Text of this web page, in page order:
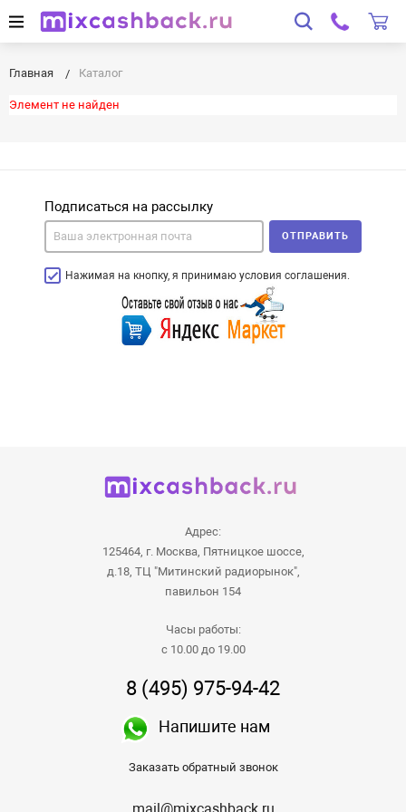
Главная Каталог
Элемент не найден
Подписаться на рассылку
Нажимая на кнопку, я принимаю условия соглашения.
ОТПРАВИТЬ
Адрес:
125464, г. Москва, Пятницкое шоссе,
д.18, ТЦ "Митинский радиорынок",
павильон 154
Часы работы:
с 10.00 до 19.00
8 (495) 975-94-42
Напишите нам
Заказать обратный звонок